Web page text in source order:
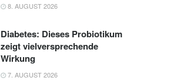
8. AUGUST 2026
Diabetes: Dieses Probiotikum
zeigt vielversprechende
Wirkung
7. AUGUST 2026